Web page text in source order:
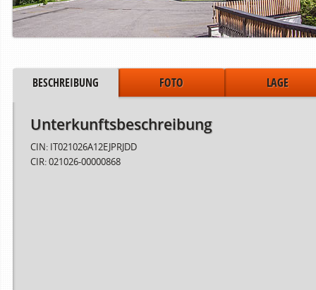
BESCHREIBUNG FOTO LAGE
Unterkunftsbeschreibung
CIN: IT021026A12EJPRJDD
CIR: 021026-00000868